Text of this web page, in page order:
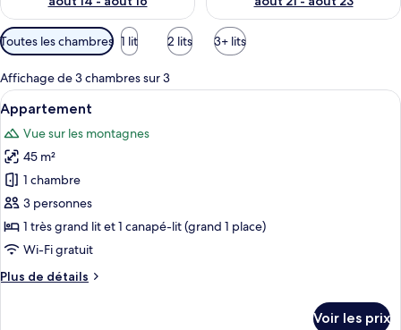
Filtres
disponibles
pour
les
chambres
Toutes les chambres 1 lit 2 lits 3+ lits
Affichage de 3 chambres sur 3
Afficher
toutes
les
photos
pour
ce
type
de
chambre :
Appartement
Une chambre d’hôtel avec un grand
1
Appartement
Vue sur les montagnes
45 m²
1 chambre
3 personnes
1 très grand lit et 1 canapé-lit (grand 1 place)
Wi-Fi gratuit
Plus de détails
Plus
Voir les prix